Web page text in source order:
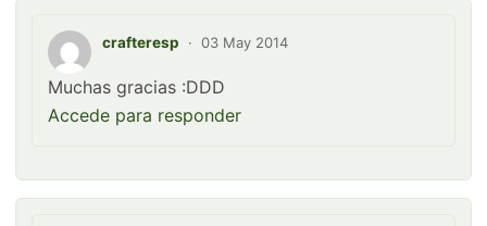
crafteresp · 03 May 2014
Muchas gracias :DDD
Accede para responder